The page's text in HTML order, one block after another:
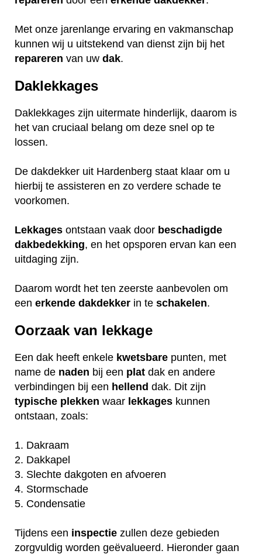
Met onze jarenlange ervaring en vakmanschap
kunnen wij u uitstekend van dienst zijn bij het
repareren van uw dak.
Daklekkages
Daklekkages zijn uitermate hinderlijk, daarom is
het van cruciaal belang om deze snel op te
lossen.
De dakdekker uit Hardenberg staat klaar om u
hierbij te assisteren en zo verdere schade te
voorkomen.
Lekkages ontstaan vaak door beschadigde
dakbedekking, en het opsporen ervan kan een
uitdaging zijn.
Daarom wordt het ten zeerste aanbevolen om
een erkende dakdekker in te schakelen.
Oorzaak van lekkage
Een dak heeft enkele kwetsbare punten, met
name de naden bij een plat dak en andere
verbindingen bij een hellend dak. Dit zijn
typische plekken waar lekkages kunnen
ontstaan, zoals:
1. Dakraam
2. Dakkapel
3. Slechte dakgoten en afvoeren
4. Stormschade
5. Condensatie
Tijdens een inspectie zullen deze gebieden
zorgvuldig worden geëvalueerd. Hieronder gaan